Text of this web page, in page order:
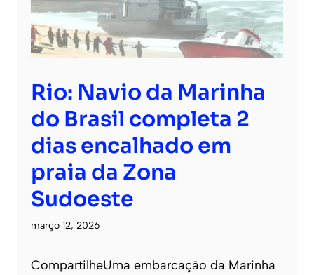
Rio: Navio da Marinha
do Brasil completa 2
dias encalhado em
praia da Zona
Sudoeste
março 12, 2026
CompartilheUma embarcação da Marinha